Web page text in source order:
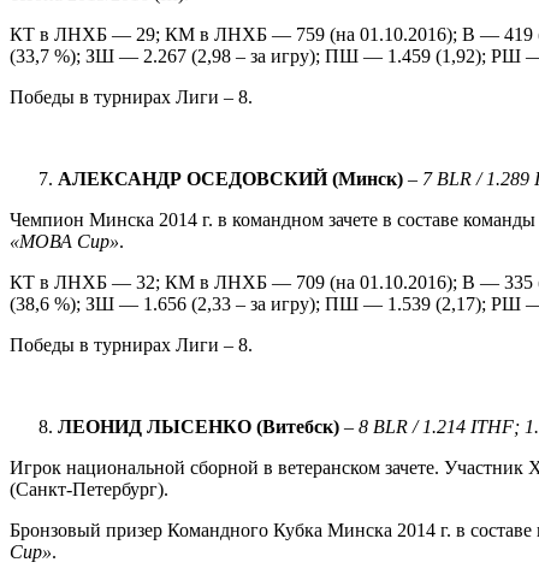
КТ в ЛНХБ — 29; КМ в ЛНХБ — 759 (на 01.10.2016); В — 419
(33,7 %); ЗШ — 2.267 (2,98 – за игру); ПШ — 1.459 (1,92); РШ
Победы в турнирах Лиги – 8.
АЛЕКСАНДР ОСЕДОВСКИЙ (Минск) – 7BLR / 1.289
Чемпион Минска 2014 г. в командном зачете в составе команды
«МОВА Cup».
КТ в ЛНХБ — 32; КМ в ЛНХБ — 709 (на 01.10.2016); В — 335
(38,6 %); ЗШ — 1.656 (2,33 – за игру); ПШ — 1.539 (2,17); РШ
Победы в турнирах Лиги – 8.
ЛЕОНИД ЛЫСЕНКО (Витебск) – 8 BLR / 1.214 ITHF;
Игрок национальной сборной в ветеранском зачете.
(Санкт-Петербург).
Бронзовый призер Командного Кубка Минска 2014 г. в
Cup».